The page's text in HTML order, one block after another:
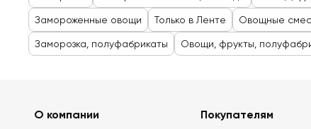
Замороженные овощи Только в Ленте Овощные
Заморозка, полуфабрикаты Овощи, фрукты,
О компании Покупателям